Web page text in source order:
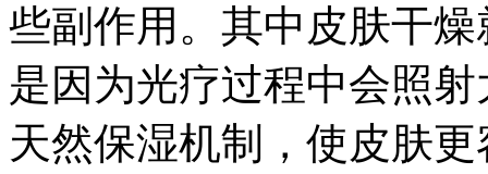
些副作用。其中皮肤干
是因为光疗过程中会照
天然保湿机制，使皮肤